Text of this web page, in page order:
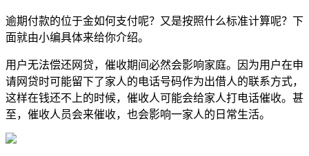
逾期付款的位于金如何支付呢？又是按照什么标准计算呢？下
面就由小编具体来给你介绍。
用户无法偿还网贷，催收期间必然会影响家庭。因为用户在申
请网贷时可能留下了家人的电话号码作为出借人的联系方式，
这样在钱还不上的时候，催收人可能会给家人打电话催收。甚
至，催收人员会来催收，也会影响一家人的日常生活。